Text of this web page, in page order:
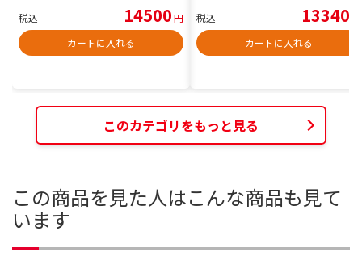
税込 14500円
カートに入れる
税込 13340
カートに入れる
このカテゴリをもっと見る
この商品を見た人はこんな商品も見て
います